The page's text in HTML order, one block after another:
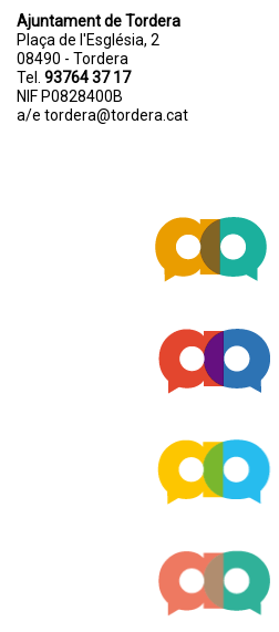
Ajuntament de Tordera
Plaça de l'Església, 2
08490 - Tordera
Tel. 93764 37 17
NIF P0828400B
a/e tordera@tordera.cat